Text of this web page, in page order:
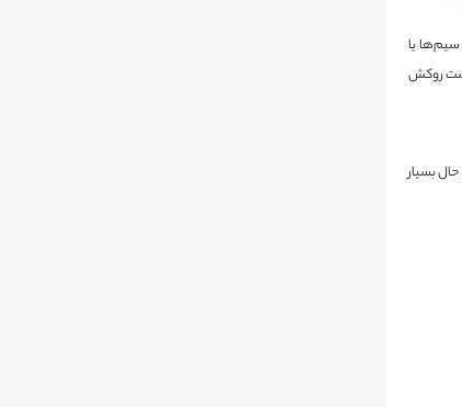
یا
روکش
بسیار